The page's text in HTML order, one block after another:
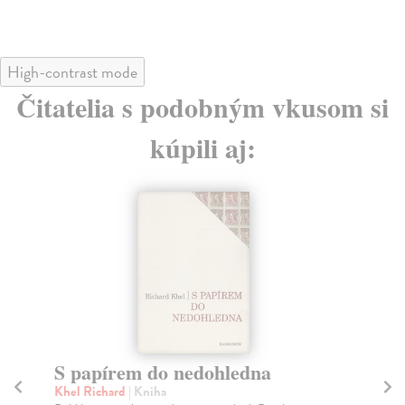
High-contrast mode
Čitatelia s podobným vkusom si
kúpili aj:
Imro Weiner-Kráľ
Srnenská Kudoláni Dagmar